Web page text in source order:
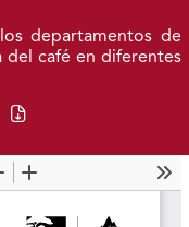
departamentos de
del café en diferentes